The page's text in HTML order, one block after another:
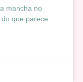
mancha no
que parece.